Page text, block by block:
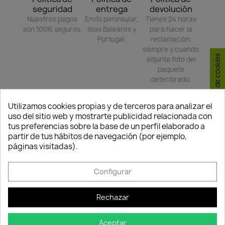
seguridad
Nuestros pagos
son 100% seguros.
entrega
Envío peninsular,
Islas Baleares y
Portugal.
devolución
Tienes 24 horas
para hacer la
reclamación,
siempre y cuando
adjunte foto del
paquete
deteriorado.
Compartir
TAMBIÉN PODRÍA INTERESARLE
favorite_border -35%
Utilizamos cookies propias y de terceros para analizar el
uso del sitio web y mostrarte publicidad relacionada con
tus preferencias sobre la base de un perfil elaborado a
partir de tus hábitos de navegación (por ejemplo,
páginas visitadas).
Configurar
Rechazar
Aceptar
Consentimiento de cookies